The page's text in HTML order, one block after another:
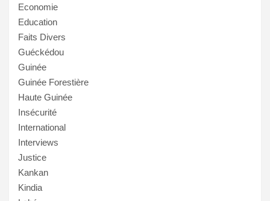
Economie
Education
Faits Divers
Guéckédou
Guinée
Guinée Forestière
Haute Guinée
Insécurité
International
Interviews
Justice
Kankan
Kindia